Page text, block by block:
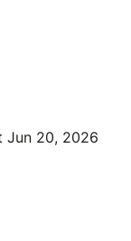
Jun 20, 2026